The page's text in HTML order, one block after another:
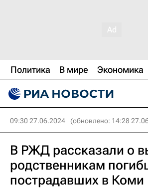
Политика В мире Экономика
09:30 27.06.2024 (обновлено: 14:28
В РЖД рассказали о
родственникам
пострадавших в Коми